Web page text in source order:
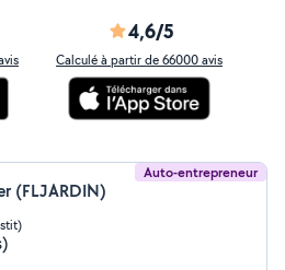
4,6/5
Calculé à partir de 66000 avis
Auto-entrepreneur
(FLJARDIN)